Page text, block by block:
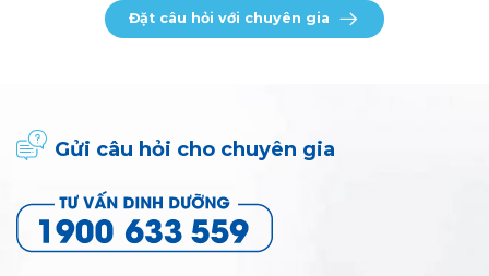
Đặt câu hỏi với chuyên gia
Gửi câu hỏi cho chuyên gia